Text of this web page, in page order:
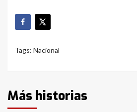
Tags: Nacional
Más historias